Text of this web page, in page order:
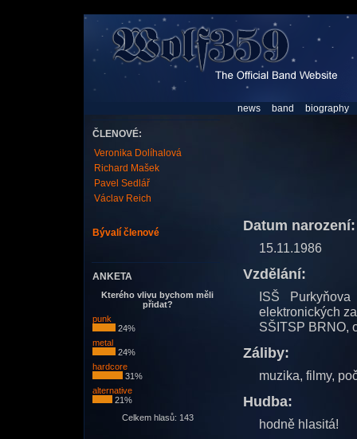
news band biography
ČLENOVÉ:
Veronika Dolíhalová
Richard Mašek
Pavel Sedlář
Václav Reich
Bývalí členové
ANKETA
Kterého vlivu bychom měli
přidat?
punk
24%
metal
24%
hardcore
31%
alternative
21%
Celkem hlasů: 143
Datum narození:
15.11.1986
Vzdělání:
ISŠ
elektronických
SŠITSP BRNO,
Záliby:
muzika, filmy,
Hudba:
hodně hlasitá!